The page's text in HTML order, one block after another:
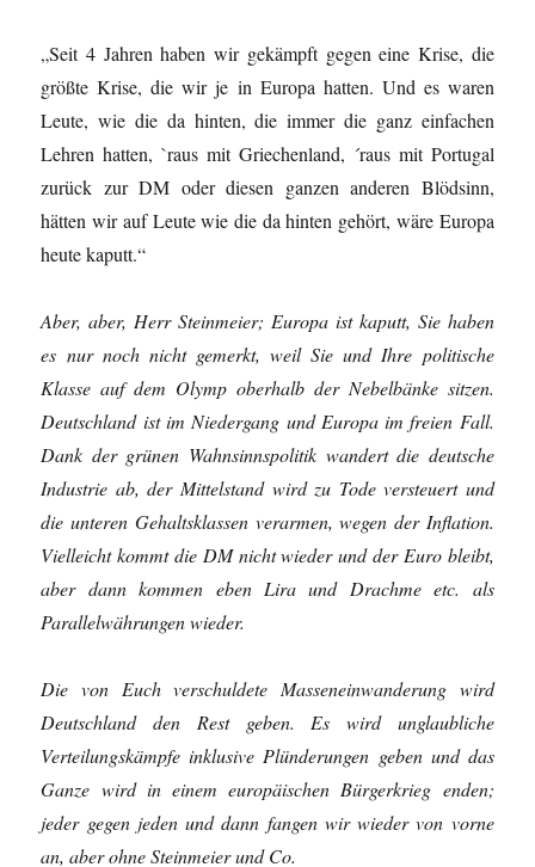
„Seit 4 Jahren haben wir gekämpft gegen eine Krise, die
größte Krise, die wir je in Europa hatten. Und es waren
Leute, wie die da hinten, die immer die ganz einfachen
Lehren hatten, `raus mit Griechenland, ´raus mit Portugal
zurück zur DM oder diesen ganzen anderen Blödsinn,
hätten wir auf Leute wie die da hinten gehört, wäre Europa
heute kaputt.“
Aber, aber, Herr Steinmeier; Europa ist kaputt, Sie haben
es nur noch nicht gemerkt, weil Sie und Ihre politische
Klasse auf dem Olymp oberhalb der Nebelbänke sitzen.
Deutschland ist im Niedergang und Europa im freien Fall.
Dank der grünen Wahnsinnspolitik wandert die deutsche
Industrie ab, der Mittelstand wird zu Tode versteuert und
die unteren Gehaltsklassen verarmen, wegen der Inflation.
Vielleicht kommt die DM nicht wieder und der Euro bleibt,
aber dann kommen eben Lira und Drachme etc. als
Parallelwährungen wieder.
Die von Euch verschuldete Masseneinwanderung wird
Deutschland den Rest geben. Es wird unglaubliche
Verteilungskämpfe inklusive Plünderungen geben und das
Ganze wird in einem europäischen Bürgerkrieg enden;
jeder gegen jeden und dann fangen wir wieder von vorne
an, aber ohne Steinmeier und Co.